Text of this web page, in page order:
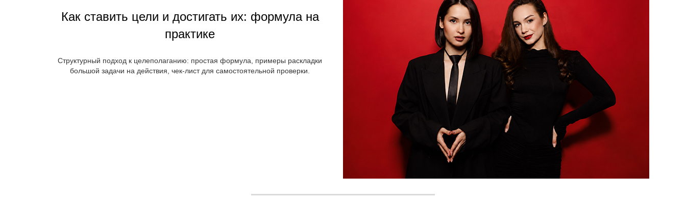
Как ставить цели и достигать их: формула на
практике
Структурный подход к целеполаганию: простая формула, примеры раскладки
большой задачи на действия, чек-лист для самостоятельной проверки.